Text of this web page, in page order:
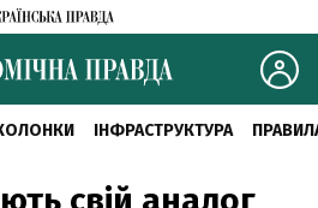
ІНФРАСТРУКТУРА